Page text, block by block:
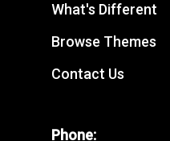
What's Different
Browse Themes
Contact Us
Phone: